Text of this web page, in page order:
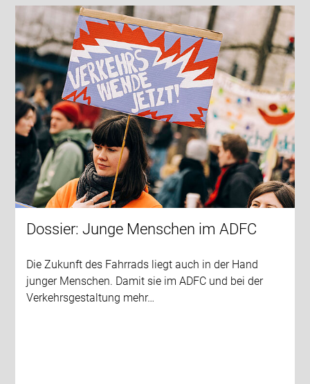
Dossier: Junge Menschen im ADFC
Die Zukunft des Fahrrads liegt auch in der Hand
junger Menschen. Damit sie im ADFC und bei der
Verkehrsgestaltung mehr…